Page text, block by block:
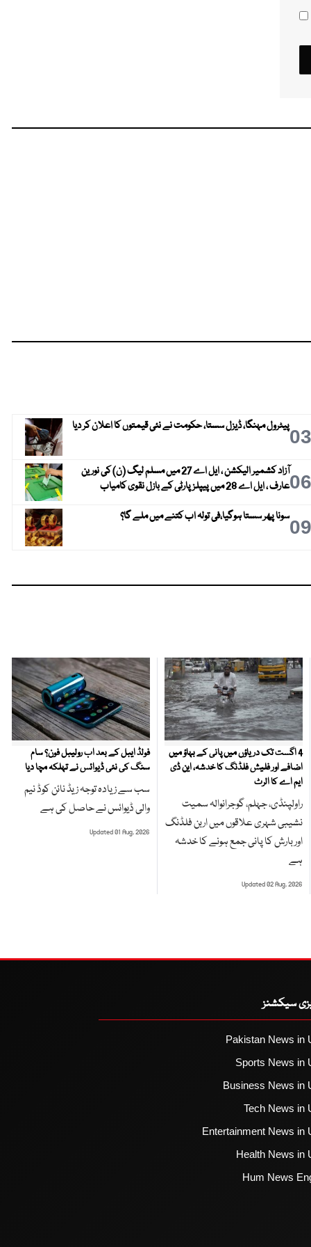
03پیٹرول مہنگا، ڈیزل سستا، حکومت نے نئی قیمتوں کا اعلان کر دیا
06
آزاد کشمیر الیکشن ، ایل اے 27 میں مسلم لیگ (ن) کی نورین
عارف ، ایل اے 28 میں پیپلز پارٹی کے بازل نقوی کامیاب
09سونا پھر سستا ہوگیا،فی تولہ اب کتنے میں ملے گا؟
4 اگست تک دریاؤں میں پانی کے بہاؤ میں
اضافے اور فلیش فلڈنگ کا خدشہ، این ڈی
ایم اے کا الرٹ
راولپنڈی، جہلم، گوجرانوالہ سمیت
نشیبی شہری علاقوں میں اربن فلڈنگ
اور بارش کا پانی جمع ہونے کا خدشہ
ہے
Updated 02 Aug, 2026
فولڈ ایبل کے بعد اب رولیبل فون؟ سام
سنگ کی نئی ڈیوائس نے تہلکہ مچا دیا
سب سے زیادہ توجہ زیڈ نائن کوڈ نیم
والی ڈیوائس نے حاصل کی ہے
Updated 01 Aug, 2026
سیکشنز
Pakistan News in
Sports News in
Business News in
Tech News in
Entertainment News in
Health News in
Hum News